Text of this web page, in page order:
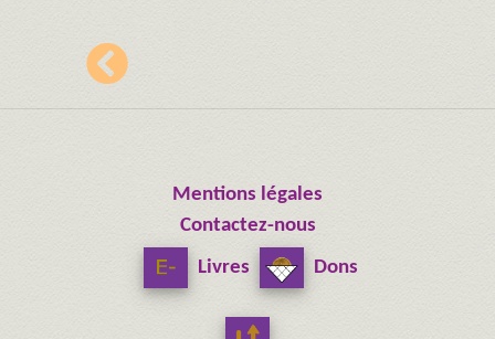
Mentions légales
Contactez-nous
Livres
Dons